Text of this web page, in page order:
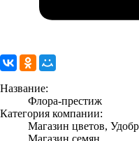
Название:
Флора-престиж
Категория компании:
Магазин цветов,
Магазин семян